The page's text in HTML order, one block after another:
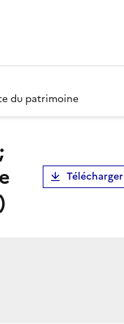
du patrimoine
Télécharger